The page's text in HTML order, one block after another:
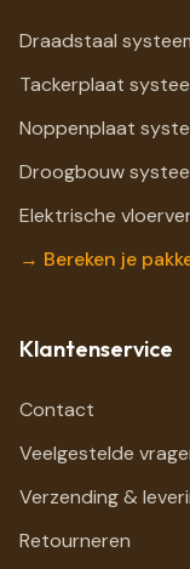
Draadstaal
Tackerplaat
Noppenplaat
Droogbouw
Elektrische
→ Bereken je
Klantenservice
Contact
Veelgestelde
Verzending &
Retourneren